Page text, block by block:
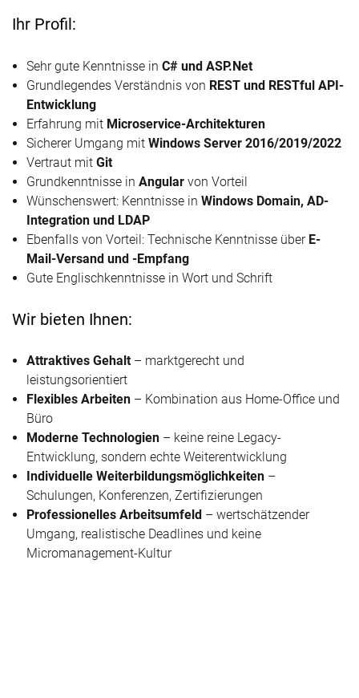
Ihr Profil:
Sehr gute Kenntnisse in C# und ASP.Net
Grundlegendes Verständnis von REST und RESTful API-
Entwicklung
Erfahrung mit Microservice-Architekturen
Sicherer Umgang mit Windows Server 2016/2019/2022
Vertraut mit Git
Grundkenntnisse in Angular von Vorteil
Wünschenswert: Kenntnisse in Windows Domain, AD-
Integration und LDAP
Ebenfalls von Vorteil: Technische Kenntnisse über E-
Mail-Versand und -Empfang
Gute Englischkenntnisse in Wort und Schrift
Wir bieten Ihnen:
Attraktives Gehalt – marktgerecht und
leistungsorientiert
Flexibles Arbeiten – Kombination aus Home-Office und
Büro
Moderne Technologien – keine reine Legacy-
Entwicklung, sondern echte Weiterentwicklung
Individuelle Weiterbildungsmöglichkeiten –
Schulungen, Konferenzen, Zertifizierungen
Professionelles Arbeitsumfeld – wertschätzender
Umgang, realistische Deadlines und keine
Micromanagement-Kultur